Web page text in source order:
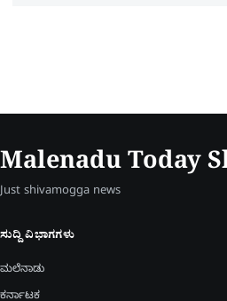
Malenadu Today
Just shivamogga news
ಸುದ್ದಿ ವಿಭಾಗಗಳು
ಮಲೆನಾಡು
ಕರ್ನಾಟಕ